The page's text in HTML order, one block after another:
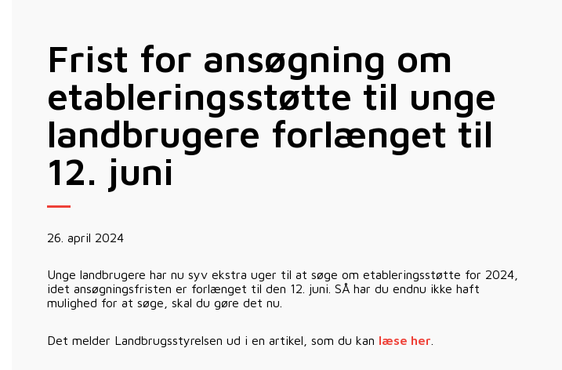
Frist for ansøgning om
etableringsstøtte til unge
landbrugere forlænget til
12. juni
26. april 2024
Unge landbrugere har nu syv ekstra uger til at søge om etableringsstøtte for 2024,
idet ansøgningsfristen er forlænget til den 12. juni. SÅ har du endnu ikke haft
mulighed for at søge, skal du gøre det nu.
Det melder Landbrugsstyrelsen ud i en artikel, som du kan læse her